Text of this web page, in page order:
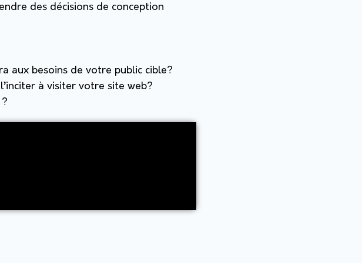
des décisions de conception
aux besoins de votre public cible?
à visiter votre site web?